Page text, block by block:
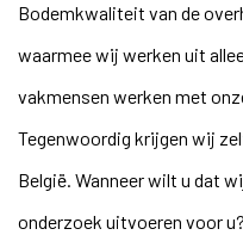
Bodemkwaliteit van de
waarmee wij werken uit
vakmensen werken met
Tegenwoordig krijgen wij
België. Wanneer wilt u dat
onderzoek uitvoeren voor u?